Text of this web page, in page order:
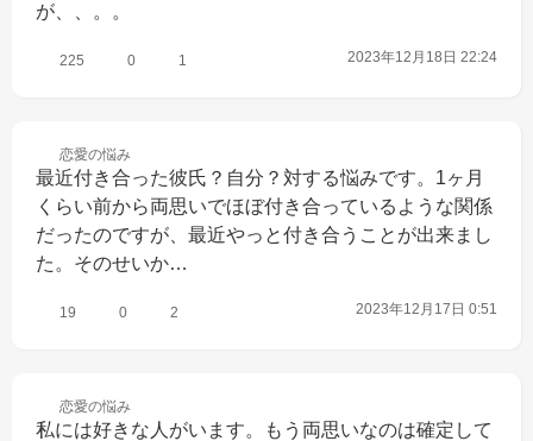
が、、。。
225 0 1 2023年12月18日 22:24
恋愛の悩み
最近付き合った彼氏？自分？対する悩みです。1ヶ月
くらい前から両思いでほぼ付き合っているような関係
だったのですが、最近やっと付き合うことが出来まし
た。そのせいか…
19 0 2 2023年12月17日 0:51
恋愛の悩み
私には好きな人がいます。もう両思いなのは確定して